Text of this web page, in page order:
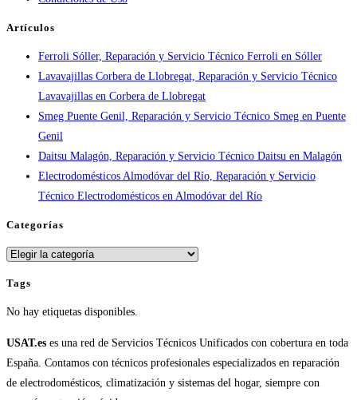
en
España
Artículos
Ferroli Sóller, Reparación y Servicio Técnico Ferroli en Sóller
Lavavajillas Corbera de Llobregat, Reparación y Servicio Técnico
Lavavajillas en Corbera de Llobregat
Smeg Puente Genil, Reparación y Servicio Técnico Smeg en Puente
Genil
Daitsu Malagón, Reparación y Servicio Técnico Daitsu en Malagón
Electrodomésticos Almodóvar del Río, Reparación y Servicio
Técnico Electrodomésticos en Almodóvar del Río
Categorías
Categorías
Tags
No hay etiquetas disponibles.
USAT.es es una red de Servicios Técnicos Unificados con cobertura en toda
España. Contamos con técnicos profesionales especializados en reparación
de electrodomésticos, climatización y sistemas del hogar, siempre con